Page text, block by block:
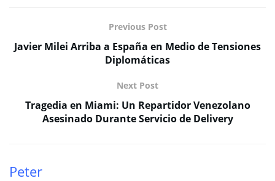
Previous Post
Javier Milei Arriba a España en Medio de Tensiones
Diplomáticas
Next Post
Tragedia en Miami: Un Repartidor Venezolano
Asesinado Durante Servicio de Delivery
Peter